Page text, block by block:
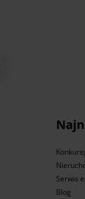
Serwis
Blog